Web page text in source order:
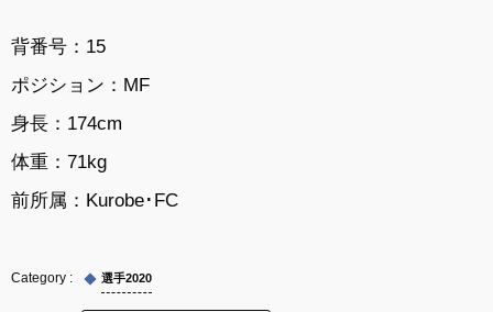
背番号：15
ポジション：MF
身長：174cm
体重：71kg
前所属： Kurobe･FC
選手2020